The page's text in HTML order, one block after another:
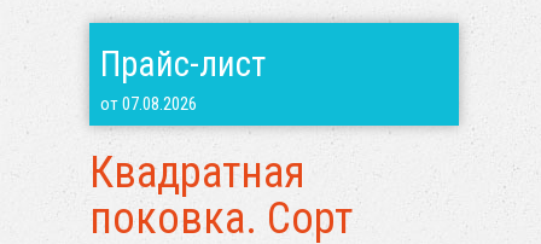
Прайс-лист
от 07.08.2026
Квадратная
поковка. Сорт